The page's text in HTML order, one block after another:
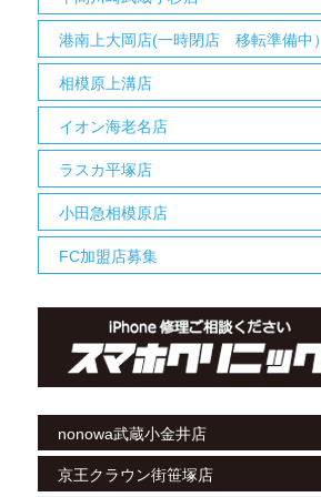
港南上大岡店(一時閉店 移転準備中）
相模原上溝店
イオン海老名店
ラスカ平塚店
小田急相模原店
FC加盟店募集
nonowa武蔵小金井店
京王クラウン街笹塚店